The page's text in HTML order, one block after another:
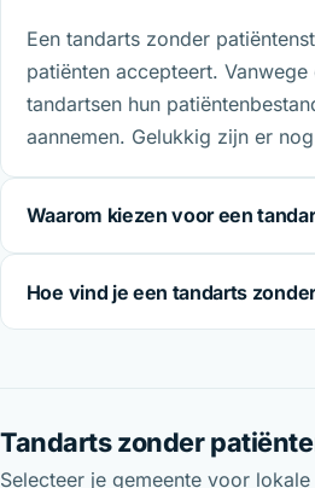
Een tandarts zonder
patiënten accepteert.
tandartsen hun
aannemen. Gelukkig zijn er
Waarom kiezen voor een
Hoe vind je een tandarts
Tandarts zonder
Selecteer je gemeente voor